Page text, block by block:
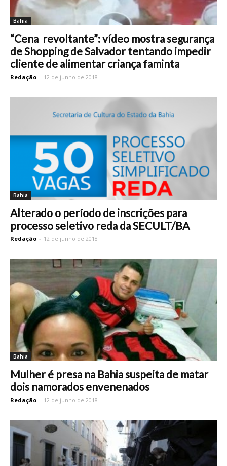
Bahia
“Cena revoltante”: vídeo mostra segurança
de Shopping de Salvador tentando impedir
cliente de alimentar criança faminta
Redação - 12 de junho de 2018
Bahia
Alterado o período de inscrições para
processo seletivo reda da SECULT/BA
Redação - 12 de junho de 2018
Bahia
Mulher é presa na Bahia suspeita de matar
dois namorados envenenados
Redação - 12 de junho de 2018